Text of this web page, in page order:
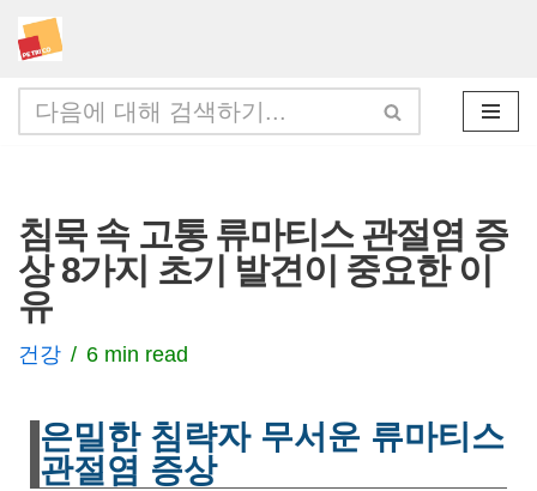
콘
텐
츠
건
너
뛰
기
침묵 속 고통 류마티스 관절염 증
상 8가지 초기 발견이 중요한 이
유
건강 6 min read
은밀한 침략자 무서운 류마티스
관절염 증상